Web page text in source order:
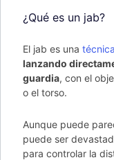
¿Qué es un jab?
El jab es una
lanzando
guardia, con el
o el torso.
Aunque puede
puede ser
para controlar la